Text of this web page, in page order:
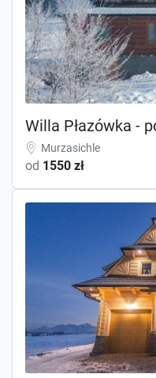
Willa Płazówka -
Murzasichle
od 1550 zł